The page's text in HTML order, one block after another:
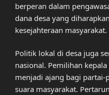
berperan dalam
dana desa yang
kesejahteraan masyarakat.
Politik lokal di desa juga
nasional. Pemilihan
menjadi ajang bagi
suara masyarakat.